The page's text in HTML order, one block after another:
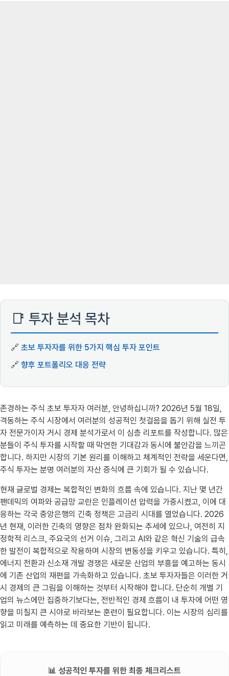
📑 투자 분석 목차
🔗 초보 투자자를 위한 5가지 핵심 투자 포인트
🔗 향후 포트폴리오 대응 전략
존경하는 주식 초보 투자자 여러분, 안녕하십니까? 2026년 5월 18일,
격동하는 주식 시장에서 여러분의 성공적인 첫걸음을 돕기 위해 실전 투
자 전문가이자 거시 경제 분석가로서 이 심층 리포트를 작성합니다. 많은
분들이 주식 투자를 시작할 때 막연한 기대감과 동시에 불안감을 느끼곤
합니다. 하지만 시장의 기본 원리를 이해하고 체계적인 전략을 세운다면,
주식 투자는 분명 여러분의 자산 증식에 큰 기회가 될 수 있습니다.
현재 글로벌 경제는 복합적인 변화의 흐름 속에 있습니다. 지난 몇 년간
팬데믹의 여파와 공급망 교란은 인플레이션 압력을 가중시켰고, 이에 대
응하는 각국 중앙은행의 긴축 정책은 고금리 시대를 열었습니다. 2026
년 현재, 이러한 긴축의 영향은 점차 완화되는 추세에 있으나, 여전히 지
정학적 리스크, 주요국의 선거 이슈, 그리고 AI와 같은 혁신 기술의 급속
한 발전이 복합적으로 작용하며 시장의 변동성을 키우고 있습니다. 특히,
에너지 전환과 신소재 개발 경쟁은 새로운 산업의 부흥을 예고하는 동시
에 기존 산업의 재편을 가속화하고 있습니다. 초보 투자자들은 이러한 거
시 경제의 큰 그림을 이해하는 것부터 시작해야 합니다. 단순히 개별 기
업의 뉴스에만 집중하기보다는, 전반적인 경제 흐름이 내 투자에 어떤 영
향을 미칠지 큰 시야로 바라보는 훈련이 필요합니다. 이는 시장의 심리를
읽고 미래를 예측하는 데 중요한 기반이 됩니다.
📊 성공적인 투자를 위한 최종 체크리스트